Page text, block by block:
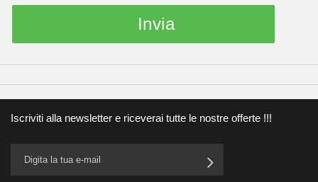
Invia
Iscriviti alla newsletter e riceverai tutte le nostre offerte !!!